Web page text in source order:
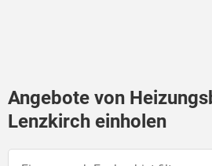
Angebote von
Lenzkirch einholen